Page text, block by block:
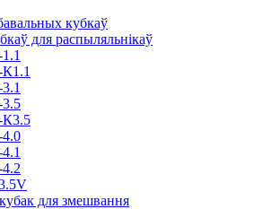
кубкаў
для распыляльнікаў
для змешвання